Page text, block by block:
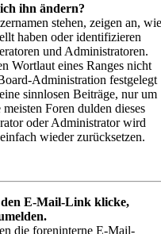
ihn ändern?
stehen, zeigen an, wie
haben oder identifizieren
und Administratoren.
Wortlaut eines Ranges nicht
Administration festgelegt
sinnlosen Beiträge, nur um
Foren dulden dieses
oder Administrator wird
wieder zurücksetzen.
den E-Mail-Link klicke,
die foreninterne E-Mail-